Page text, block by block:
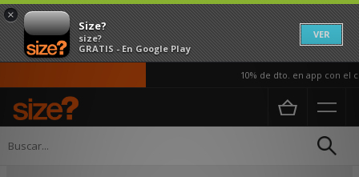
×
Size?
size?
GRATIS - En Google Play
VER
10% de dto. en app con el
Página principal